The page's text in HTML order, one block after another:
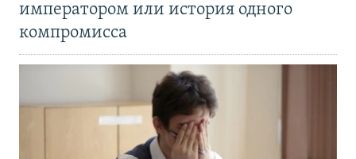
императором или история одного
компромисса